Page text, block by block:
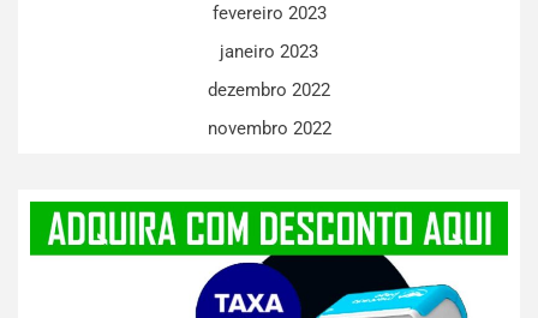
fevereiro 2023
janeiro 2023
dezembro 2022
novembro 2022